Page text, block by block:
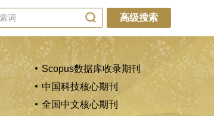
高级搜索
Scopus数据库收录期刊
中国科技核心期刊
全国中文核心期刊